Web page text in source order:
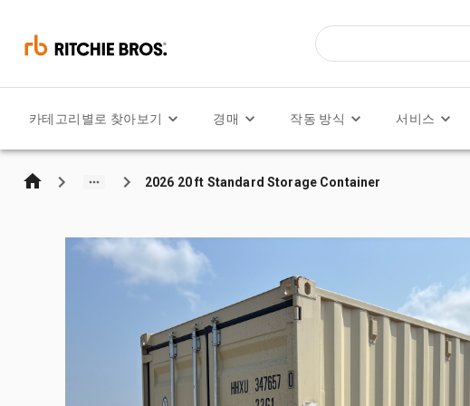
카테고리별로 찾아보기 경매 작동 방식 서비스
2026 20 ft Standard Storage Container